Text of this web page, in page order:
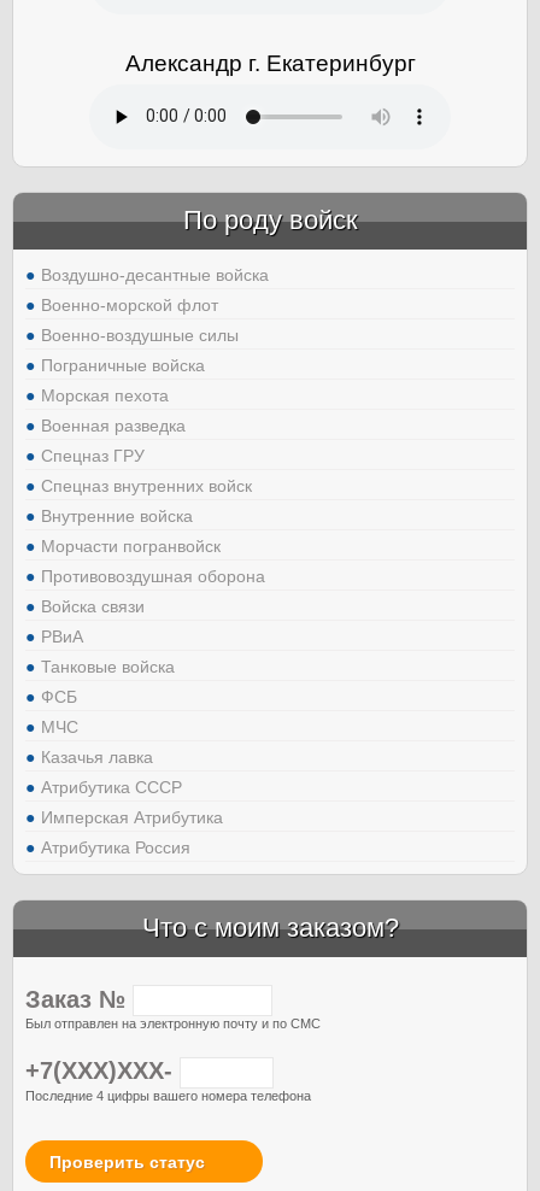
Александр г. Екатеринбург
По роду войск
Воздушно-десантные войска
Военно-морской флот
Военно-воздушные силы
Пограничные войска
Морская пехота
Военная разведка
Спецназ ГРУ
Спецназ внутренних войск
Внутренние войска
Морчасти погранвойск
Противовоздушная оборона
Войска связи
РВиА
Танковые войска
ФСБ
МЧС
Казачья лавка
Атрибутика СССР
Имперская Атрибутика
Атрибутика Россия
Что с моим заказом?
Заказ №
Был отправлен на электронную почту и по СМС
+7(XXX)XXX-
Последние 4 цифры вашего номера телефона
Проверить статус